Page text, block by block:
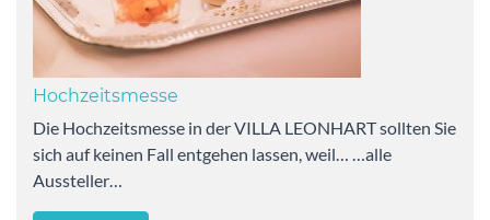
Hochzeitsmesse
Die Hochzeitsmesse in der VILLA LEONHART sollten Sie
sich auf keinen Fall entgehen lassen, weil… …alle
Aussteller…